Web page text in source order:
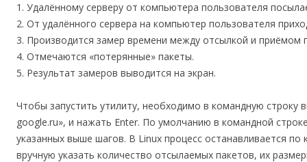
1. Удалённому серверу от компьютера пользователя
2. От удалённого сервера на компьютер пользователя
3. Производится замер времени между отсылкой и приёмом
4. Отмечаются «потерянные» пакеты.
5. Результат замеров выводится на экран.
Чтобы запустить утилиту, необходимо в командную строку
google.ru», и нажать Enter. По умолчанию в командной
указанных выше шагов. В Linux процесс останавливается
вручную указать количество отсылаемых пакетов, их